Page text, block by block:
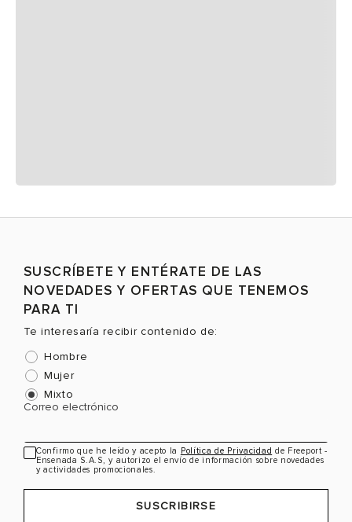
SUSCRÍBETE Y ENTÉRATE DE LAS
NOVEDADES Y OFERTAS QUE TENEMOS
PARA TI
Te interesaría recibir contenido de:
Hombre
Mujer
Mixto
Correo electrónico
Confirmo que he leído y acepto la Política de Privacidad de Freeport -
Ensenada S.A.S, y autorizo el envío de información sobre novedades
y actividades promocionales.
SUSCRIBIRSE